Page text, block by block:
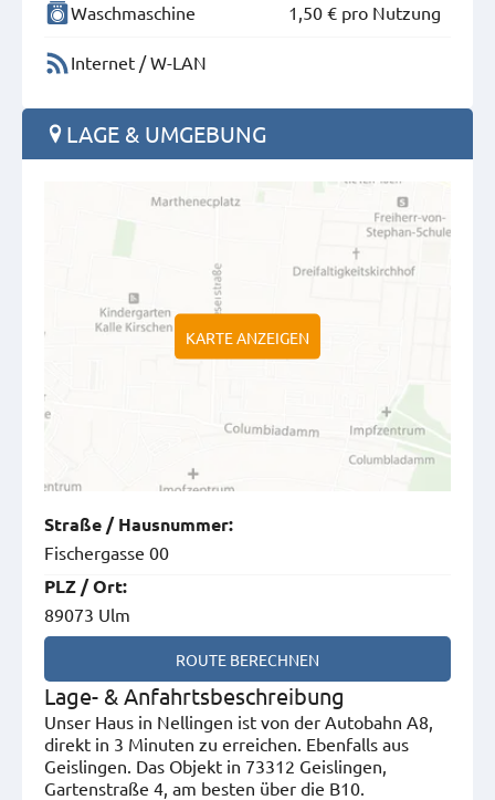
Waschmaschine
1,50 € pro Nutzung
Internet / W-LAN
LAGE & UMGEBUNG
KARTE ANZEIGEN
Straße / Hausnummer:
Fischergasse 00
PLZ /Ort:
89073 Ulm
ROUTE BERECHNEN
Lage- & Anfahrtsbeschreibung
Unser Haus in Nellingen ist von der Autobahn A8,
direkt in 3 Minuten zu erreichen. Ebenfalls aus
Geislingen. Das Objekt in 73312 Geislingen,
Gartenstraße 4, am besten über die B10.